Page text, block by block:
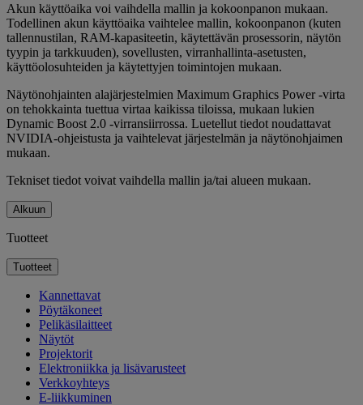
Akun käyttöaika voi vaihdella mallin ja kokoonpanon mukaan.
Todellinen akun käyttöaika vaihtelee mallin, kokoonpanon (kuten
tallennustilan, RAM-kapasiteetin, käytettävän prosessorin, näytön
tyypin ja tarkkuuden), sovellusten, virranhallinta-asetusten,
käyttöolosuhteiden ja käytettyjen toimintojen mukaan.
Näytönohjainten alajärjestelmien Maximum Graphics Power -virta
on tehokkainta tuettua virtaa kaikissa tiloissa, mukaan lukien
Dynamic Boost 2.0 -virransiirrossa. Luetellut tiedot noudattavat
NVIDIA-ohjeistusta ja vaihtelevat järjestelmän ja näytönohjaimen
mukaan.
Tekniset tiedot voivat vaihdella mallin ja/tai alueen mukaan.
Alkuun
Tuotteet
Tuotteet
Kannettavat
Pöytäkoneet
Pelikäsilaitteet
Näytöt
Projektorit
Elektroniikka ja lisävarusteet
Verkkoyhteys
E-liikkuminen